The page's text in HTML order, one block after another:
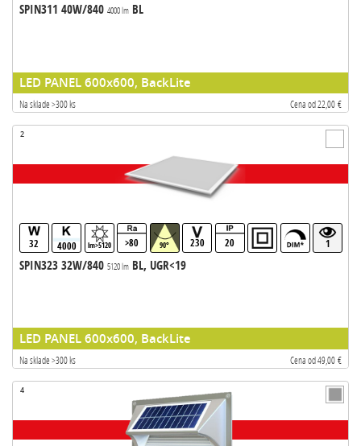
SPIN311 40W/840 4000 lmBL
LED PANEL 600x600, BackLite
Na sklade >300 ks Cena od 22,00 €
2
32 4000 lm>5120 >80 90° 230 20 1
SPIN323 32W/840 5120 lmBL, UGR<19
LED PANEL 600x600, BackLite
Na sklade >300 ks Cena od 49,00 €
4